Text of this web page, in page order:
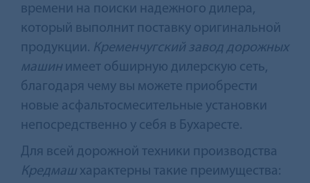
времени на поиски надежного дилера,
который выполнит поставку оригинальной
продукции. Кременчугский завод дорожных
машин имеет обширную дилерскую сеть,
благодаря чему вы можете приобрести
новые асфальтосмесительные установки
непосредственно у себя в Бухаресте.
Для всей дорожной техники производства
Кредмаш характерны такие преимущества: